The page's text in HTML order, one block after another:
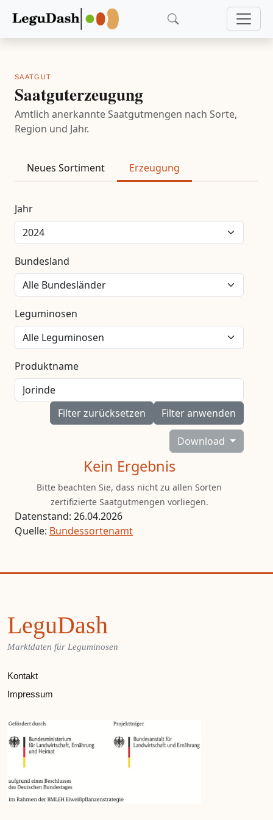
SAATGUT
Saatguterzeugung
Amtlich anerkannte Saatgutmengen nach Sorte,
Region und Jahr.
Neues Sortiment Erzeugung
Jahr
Bundesland
Leguminosen
Produktname
Filter zurücksetzen Filter anwenden
Download
Kein Ergebnis
Bitte beachten Sie, dass nicht zu allen Sorten
zertifizierte Saatgutmengen vorliegen.
Datenstand: 26.04.2026
Quelle: Bundessortenamt
LeguDash
Marktdaten für Leguminosen
Kontakt
Impressum